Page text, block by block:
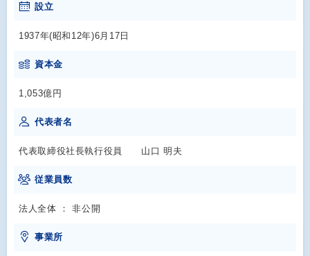
設立
1937年(昭和12年)6月17日
資本金
1,053億円
代表者名
代表取締役社長執行役員 山口 明夫
従業員数
法人全体 ： 非公開
事業所